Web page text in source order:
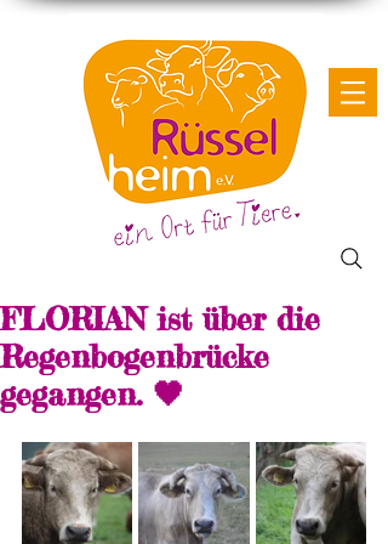
FLORIAN ist über die
Regenbogenbrücke
gegangen. 🖤